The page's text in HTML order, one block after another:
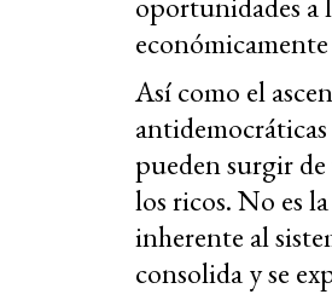
Así como el
pueden surgir
los ricos. No es
inherente al
consolida y se